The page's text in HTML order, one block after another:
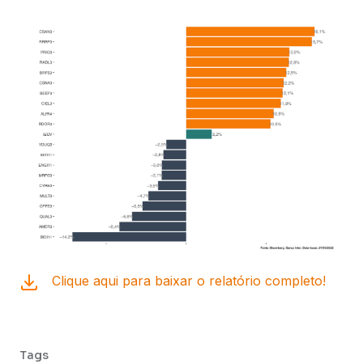
Clique aqui para baixar o relatório completo!
Tags